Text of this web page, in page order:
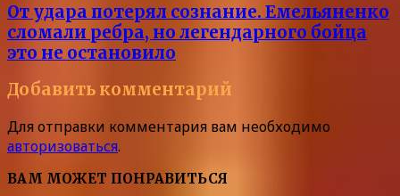
От удара потерял сознание. Емельяненко
сломали ребра, но легендарного бойца
это не остановило
Добавить комментарий
Для отправки комментария вам необходимо
авторизоваться.
ВАМ МОЖЕТ ПОНРАВИТЬСЯ